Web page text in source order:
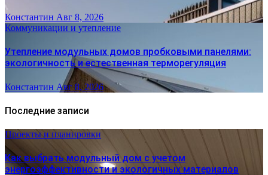
Константин Авг 8, 2026
Коммуникации и утепление
Утепление модульных домов пробковыми панелями:
экологичность и естественная терморегуляция
Константин Авг 8, 2026
Последние записи
Проекты и планировки
Как выбрать модульный дом с учетом
энергоэффективности и экологичных материалов